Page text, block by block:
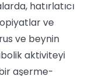
hatırlatıcı
ve
ve beynin
aktiviteyi
aşerme-